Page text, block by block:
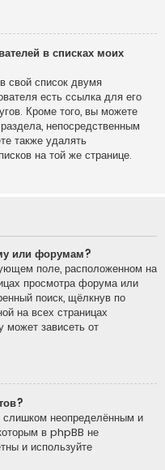
в списках моих
свой список двумя
есть ссылка для его
Кроме того, вы можете
непосредственным
также удалять
на той же странице.
или форумам?
поле, расположенном на
просмотра форума или
поиск, щёлкнув по
на всех страницах
может зависеть от
слишком неопределённым и
в phpBB не
и используйте